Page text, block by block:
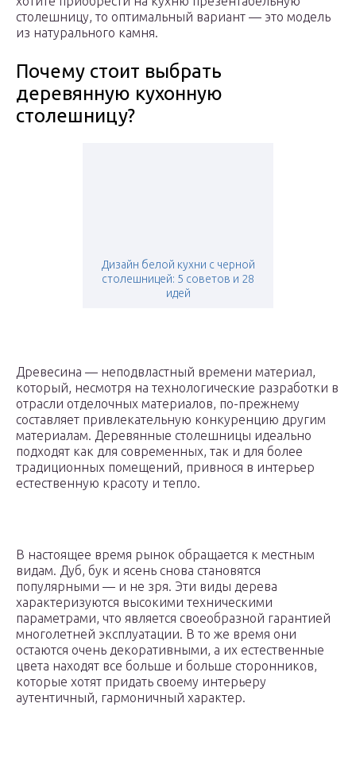
столешницу, то оптимальный вариант — это модель
из натурального камня.
Почему стоит выбрать
деревянную кухонную
столешницу?
Дизайн белой кухни с черной
столешницей: 5 советов и 28
идей
Древесина — неподвластный времени материал,
который, несмотря на технологические разработки в
отрасли отделочных материалов, по-прежнему
составляет привлекательную конкуренцию другим
материалам. Деревянные столешницы идеально
подходят как для современных, так и для более
традиционных помещений, привнося в интерьер
естественную красоту и тепло.
В настоящее время рынок обращается к местным
видам. Дуб, бук и ясень снова становятся
популярными — и не зря. Эти виды дерева
характеризуются высокими техническими
параметрами, что является своеобразной гарантией
многолетней эксплуатации. В то же время они
остаются очень декоративными, а их естественные
цвета находят все больше и больше сторонников,
которые хотят придать своему интерьеру
аутентичный, гармоничный характер.